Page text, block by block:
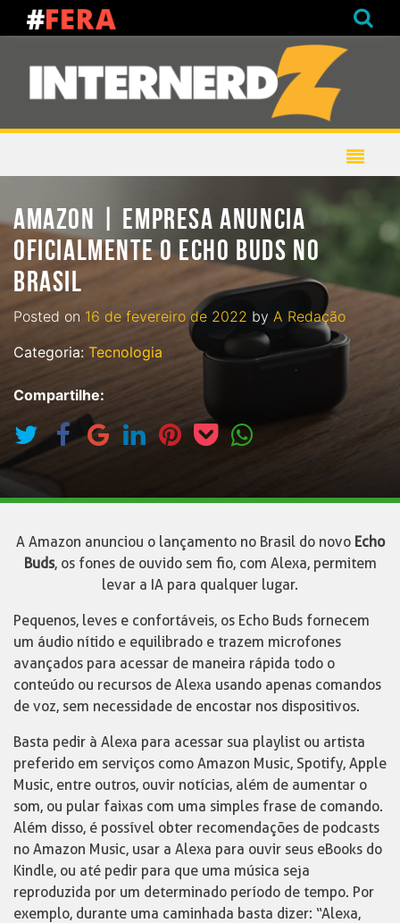
AMAZON | EMPRESA ANUNCIA
OFICIALMENTE O ECHO BUDS NO
BRASIL
Posted on 16 de fevereiro de 2022 by A Redação
Categoria: Tecnologia
Compartilhe:
A Amazon anunciou o lançamento no Brasil do novo Echo
Buds, os fones de ouvido sem fio, com Alexa, permitem
levar a IA para qualquer lugar.
Pequenos, leves e confortáveis, os Echo Buds fornecem
um áudio nítido e equilibrado e trazem microfones
avançados para acessar de maneira rápida todo o
conteúdo ou recursos de Alexa usando apenas comandos
de voz, sem necessidade de encostar nos dispositivos.
Basta pedir à Alexa para acessar sua playlist ou artista
preferido em serviços como Amazon Music, Spotify, Apple
Music, entre outros, ouvir notícias, além de aumentar o
som, ou pular faixas com uma simples frase de comando.
Além disso, é possível obter recomendações de podcasts
no Amazon Music, usar a Alexa para ouvir seus eBooks do
Kindle, ou até pedir para que uma música seja
reproduzida por um determinado período de tempo. Por
exemplo, durante uma caminhada basta dizer: “Alexa,